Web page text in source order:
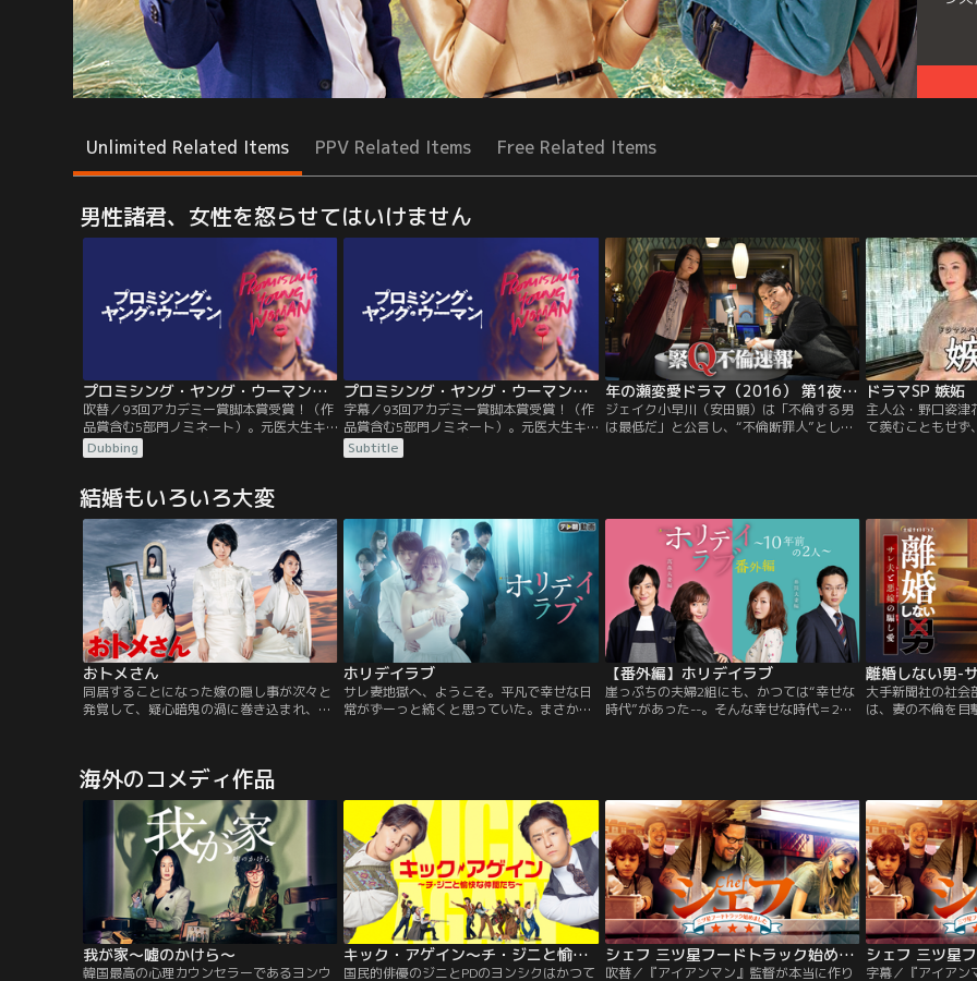
Unlimited Related Items PPV Related Items Free Related Items
男性諸君、女性を怒らせてはいけません
プロミシング・ヤング・ウーマン／吹替
吹替／93回アカデミー賞脚本賞受賞！（作
品賞含む5部門ノミネート）。元医大生キ
ャシーの怒りは限界突破！予想を鮮やかに
裏切る、復讐エンターテイメント！キャシ
ェの店員として平凡な毎日を送っている。
その一方、夜ごとバーで泥酔したフリをし
て、お持ち帰りオトコたちに裁きを下して
いた。
Dubbing
プロミシング・ヤング・ウーマン／字幕
字幕／93回アカデミー賞脚本賞受賞！（作
品賞含む5部門ノミネート）。元医大生キ
ャシーの怒りは限界突破！予想を鮮やかに
裏切る、復讐エンターテイメント！キャシ
て、お持ち帰りオトコたちに裁きを下して
いた。
Subtitle
年の瀬変愛ドラマ（2016） 第1夜 緊Q不倫速報
ジェイク小早川（安田顕）は「不倫する男
は最低だ」と公言し、“不倫断罪人”として
い、百合はジェイクがこっぴどく捨てた元
不倫相手だったのだ！
ドラマSP 嫉妬
主人公・野口姿津
て羨むこともせず
結婚もいろいろ大変
おトメさん
同居することになった嫁の隠し事が次々と
発覚して、疑心暗鬼の渦に巻き込まれ、
の平和を取り戻すため凶悪な嫁と対決し、
家族と自分自身を再生させていくコミカル
かつサスペンスフルに描く嫁姑ドラマ。
ホリデイラブ
サレ妻地獄へ、ようこそ。平凡で幸せな日
常がずーっと続くと思っていた。まさか、
新ドラマ誕生！
【番外編】ホリデイラブ
崖っぷちの夫婦2組にも、かつては“幸せな
時代”があった--。そんな幸せな時代＝2組
大手新聞社の社会
は、妻の不倫を目
て…！？しかも、
れた過去が--？
海外のコメディ作品
我が家～嘘のかけら～
韓国最高の心理カウンセラーであるヨンウ
キック・アゲイン～チ・ジニと愉快な仲間たち～
国民的俳優のジニとPDのヨンシクはかつて
シェフ 三ツ星フードトラック始めました／吹替【ジョン・ファヴロー＋スカーレット・ヨハンソン】
吹替／『アイアンマン』監督が本当に作り 字幕／『アイアン